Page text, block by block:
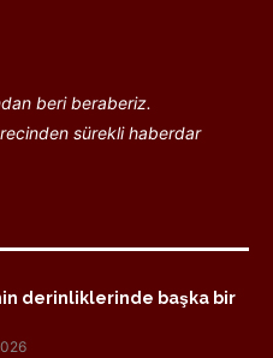
beri beraberiz.
sürekli haberdar
derinliklerinde başka bir